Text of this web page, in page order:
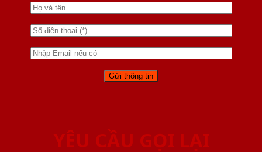
YÊU CẦU GỌI LẠI